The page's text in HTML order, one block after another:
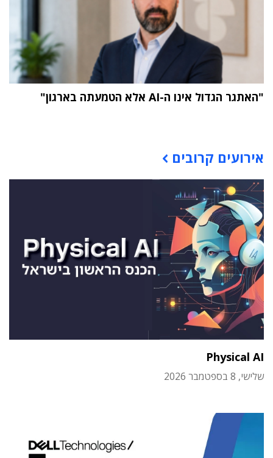
"האתגר הגדול אינו ה-AI אלא הטמעתה בארגון"
אירועים קרובים
Physical AI
שלישי, 8 בספטמבר 2026